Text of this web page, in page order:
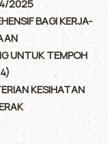
2025
BAGI KERJA-
UNTUK TEMPOH
KESIHATAN